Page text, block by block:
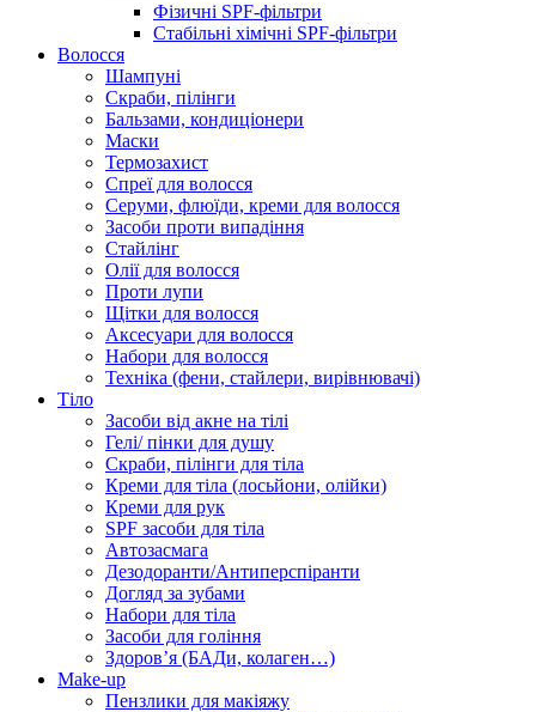
Фізичні SPF-фільтри
Стабільні хімічні SPF-фільтри
Волосся
Шампуні
Скраби, пілінги
Бальзами, кондиціонери
Маски
Термозахист
Спреї для волосся
Серуми, флюїди, креми для волосся
Засоби проти випадіння
Стайлінг
Олії для волосся
Проти лупи
Щітки для волосся
Аксесуари для волосся
Набори для волосся
Техніка (фени, стайлери, вирівнювачі)
Тіло
Засоби від акне на тілі
Гелі/ пінки для душу
Скраби, пілінги для тіла
Креми для тіла (лосьйони, олійки)
Креми для рук
SPF засоби для тіла
Автозасмага
Дезодоранти/Антиперспіранти
Догляд за зубами
Набори для тіла
Засоби для гоління
Здоровʼя (БАДи, колаген…)
Make-up
Пензлики для макіяжу